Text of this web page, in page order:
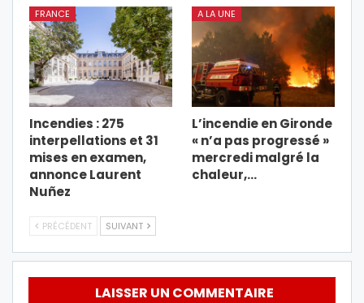
FRANCE
Incendies : 275
interpellations et 31
mises en examen,
annonce Laurent
Nuñez
A LA UNE
L’incendie en Gironde
« n’a pas progressé »
mercredi malgré la
chaleur,…
PRÉCÉDENT SUIVANT
LAISSER UN COMMENTAIRE